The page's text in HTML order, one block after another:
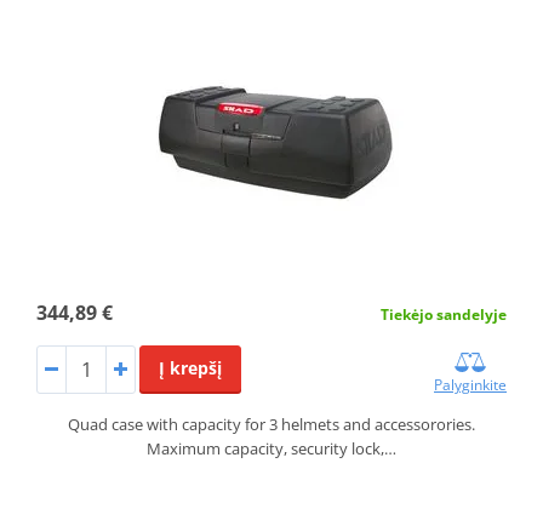
344,89 € Tiekėjo sandelyje
Į krepšį
Palyginkite
Quad case with capacity for 3 helmets and accessorories.
Maximum capacity, security lock,…